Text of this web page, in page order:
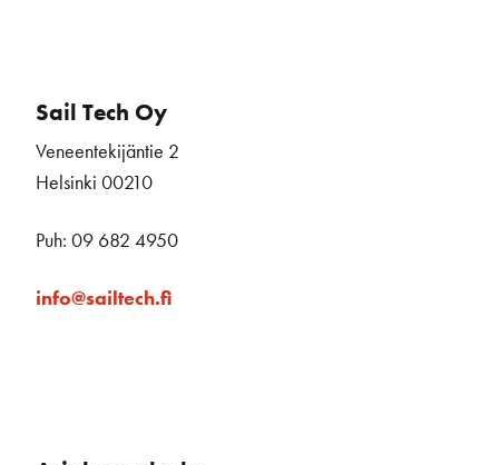
Sail Tech Oy
Veneentekijäntie 2
Helsinki 00210
Puh: 09 682 4950
info@sailtech.fi